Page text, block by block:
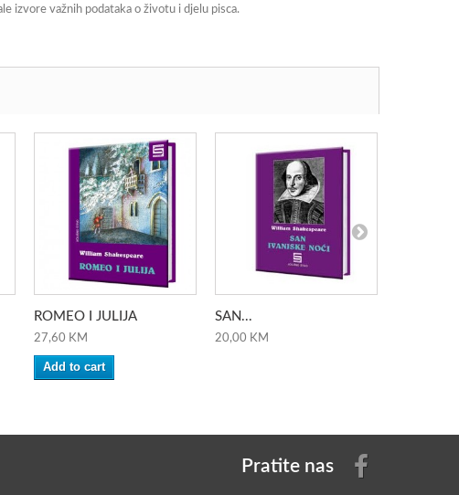
izvore važnih podataka o životu i djelu pisca.
ROMEO I JULIJA
27,60 KM
Add to cart
SAN...
20,00 KM
Pratite nas